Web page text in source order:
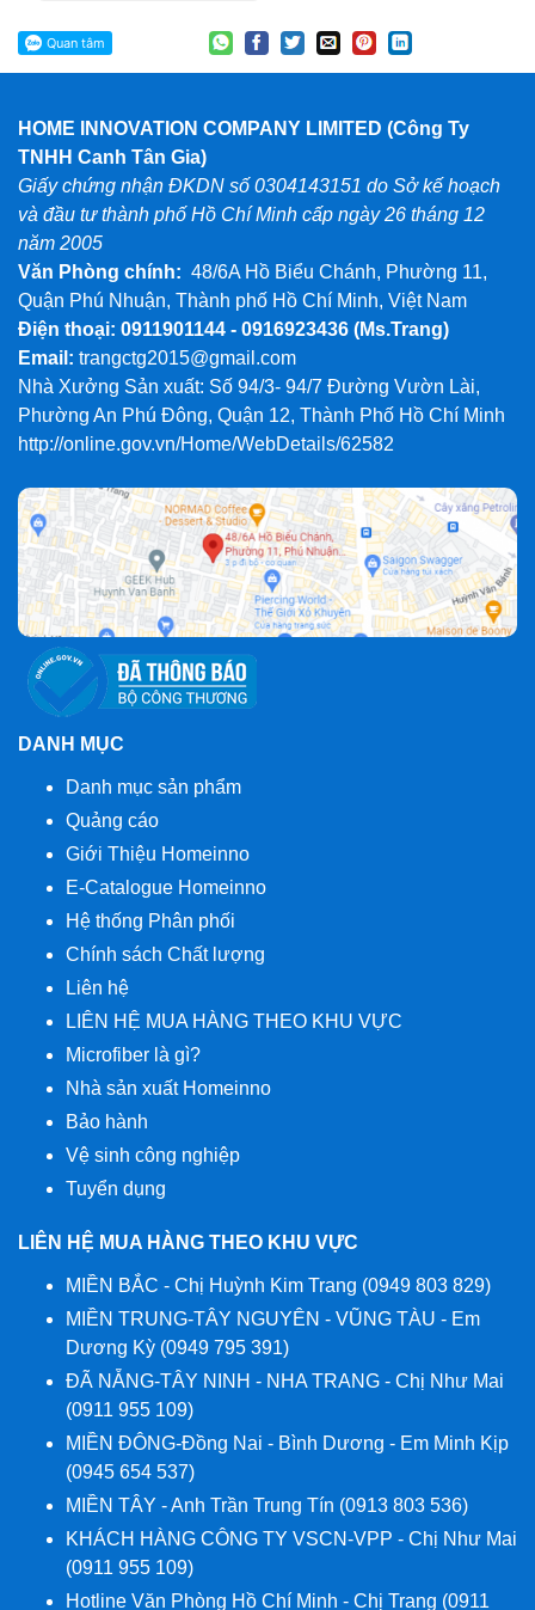
HOME INNOVATION COMPANY LIMITED (Công Ty
TNHH Canh Tân Gia)
Giấy chứng nhận ĐKDN số 0304143151 do Sở kế hoạch
và đầu tư thành phố Hồ Chí Minh cấp ngày 26 tháng 12
năm 2005
Văn Phòng chính: 48/6A Hồ Biểu Chánh, Phường 11,
Quận Phú Nhuận, Thành phố Hồ Chí Minh, Việt Nam
Điện thoại: 0911901144 - 0916923436 (Ms.Trang)
Email: trangctg2015@gmail.com
Nhà Xưởng Sản xuất: Số 94/3- 94/7 Đường Vườn Lài,
Phường An Phú Đông, Quận 12, Thành Phố Hồ Chí Minh
http://online.gov.vn/Home/WebDetails/62582
DANH MỤC
Danh mục sản phẩm
Quảng cáo
Giới Thiệu Homeinno
E-Catalogue Homeinno
Hệ thống Phân phối
Chính sách Chất lượng
Liên hệ
LIÊN HỆ MUA HÀNG THEO KHU VỰC
Microfiber là gì?
Nhà sản xuất Homeinno
Bảo hành
Vệ sinh công nghiệp
Tuyển dụng
LIÊN HỆ MUA HÀNG THEO KHU VỰC
MIỀN BẮC - Chị Huỳnh Kim Trang (0949 803 829)
MIỀN TRUNG-TÂY NGUYÊN - VŨNG TÀU - Em
Dương Kỳ (0949 795 391)
ĐÃ NẴNG-TÂY NINH - NHA TRANG - Chị Như Mai
(0911 955 109)
MIỀN ĐÔNG-Đồng Nai - Bình Dương - Em Minh Kịp
(0945 654 537)
MIỀN TÂY - Anh Trần Trung Tín (0913 803 536)
KHÁCH HÀNG CÔNG TY VSCN-VPP - Chị Như Mai
(0911 955 109)
Hotline Văn Phòng Hồ Chí Minh - Chị Trang (0911